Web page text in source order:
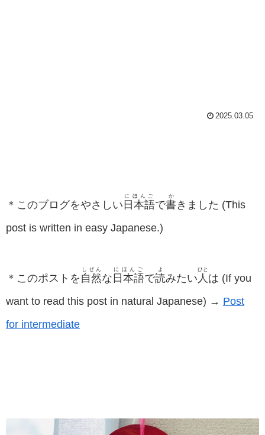
2025.03.05
＊このブログをやさしい 日本語
にほんご
で書
か
きました (This
post is written in easy Japanese.)
＊このポストを 自然
しぜん
な 日本語
にほんご
で読
よ
みたい 人
ひと
は (If you
want to read this post in natural Japanese) → Post
for intermediate